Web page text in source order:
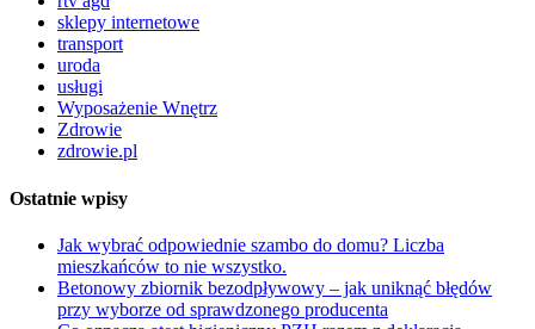
sklepy internetowe
transport
uroda
usługi
Wyposażenie Wnętrz
Zdrowie
zdrowie.pl
Ostatnie wpisy
Jak wybrać odpowiednie szambo do domu? Liczba
mieszkańców to nie wszystko.
Betonowy zbiornik bezodpływowy – jak uniknąć błędów
przy wyborze od sprawdzonego producenta